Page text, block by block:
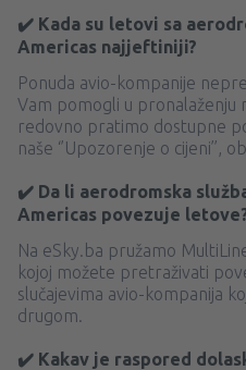
✔️ Kada su letovi sa
Americas najjeftiniji?
Ponuda avio-kompanije
Vam pomogli u pronalaženju
redovno pratimo dostupne
naše ‘’Upozorenje o cijeni’’,
✔️ Da li aerodromska
Americas povezuje
Na eSky.ba pružamo
kojoj možete pretraživati
slučajevima avio-kompanija
drugom.
✔️ Kakav je raspored